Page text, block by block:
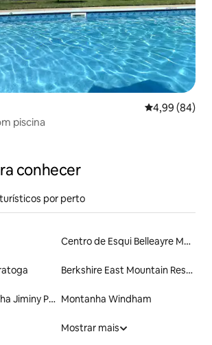
4,99 de uma
4,99 (84)
piscina
conhecer
por perto
Centro de Esqui Belleayre Mountain
Berkshire East Mountain Resort
Resort de Montanha Jiminy Peak Montanha Windham
Mostrar mais